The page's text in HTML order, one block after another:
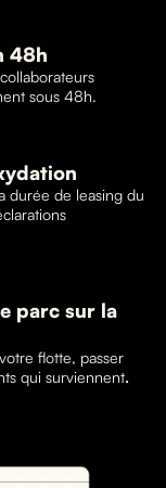
48h
sous 48h.
durée de leasing du
parc sur la
flotte, passer
qui surviennent.